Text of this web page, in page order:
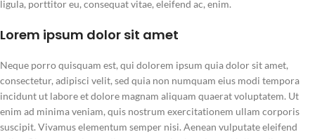
ligula, porttitor eu, consequat vitae, eleifend ac, enim.
Lorem ipsum dolor sit amet
Neque porro quisquam est, qui dolorem ipsum quia dolor sit amet,
consectetur, adipisci velit, sed quia non numquam eius modi tempora
incidunt ut labore et dolore magnam aliquam quaerat voluptatem. Ut
enim ad minima veniam, quis nostrum exercitationem ullam corporis
suscipit. Vivamus elementum semper nisi. Aenean vulputate eleifend